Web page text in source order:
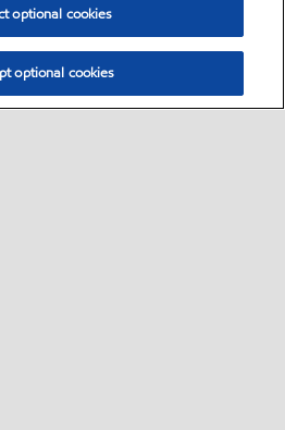
optional cookies
optional cookies